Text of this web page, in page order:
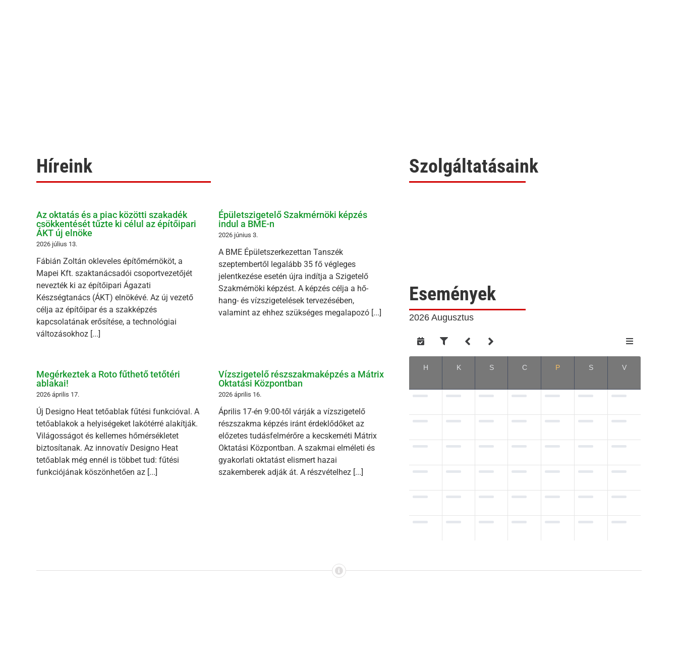
Híreink
Az oktatás és a piac közötti szakadék
csökkentését tűzte ki célul az építőipari
ÁKT új elnöke
2026 július 13.
Fábián Zoltán okleveles építőmérnököt, a
Mapei Kft. szaktanácsadói csoportvezetőjét
nevezték ki az építőipari Ágazati
Készségtanács (ÁKT) elnökévé. Az új vezető
célja az építőipar és a szakképzés
kapcsolatának erősítése, a technológiai
változásokhoz [...]
Épületszigetelő Szakmérnöki képzés
indul a BME-n
2026 június 3.
A BME Épületszerkezettan Tanszék
szeptembertől legalább 35 fő végleges
jelentkezése esetén újra indítja a Szigetelő
Szakmérnöki képzést. A képzés célja a hő-
hang- és vízszigetelések tervezésében,
valamint az ehhez szükséges megalapozó [...]
Megérkeztek a Roto fűthető tetőtéri
ablakai!
2026 április 17.
Új Designo Heat tetőablak fűtési funkcióval. A
tetőablakok a helyiségeket lakótérré alakítják.
Világosságot és kellemes hőmérsékletet
biztosítanak. Az innovatív Designo Heat
tetőablak még ennél is többet tud: fűtési
funkciójának köszönhetően az [...]
Vízszigetelő részszakmaképzés a Mátrix
Oktatási Központban
2026 április 16.
Április 17-én 9:00-től várják a vízszigetelő
részszakma képzés iránt érdeklődőket az
előzetes tudásfelmérőre a kecskeméti Mátrix
Oktatási Központban. A szakmai elméleti és
gyakorlati oktatást elismert hazai
szakemberek adják át. A részvételhez [...]
Szolgáltatásaink
Események
2026 Augusztus
H K S C P S V